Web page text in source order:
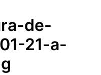
de-
21-a-